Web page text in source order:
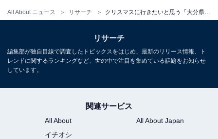
All About ニュース リサーチ
地」ランキング！ 2位「人吉温泉」を抑えた1位
は？【2025年調査】
リサーチ
編集部が独自目線で調査したトピックスをはじめ、最新のリリース情報、ト
レンドに関するランキングなど、世の中で注目を集めている話題をお知らせ
しています。
関連サービス
All About
All About Japan
イチオシ